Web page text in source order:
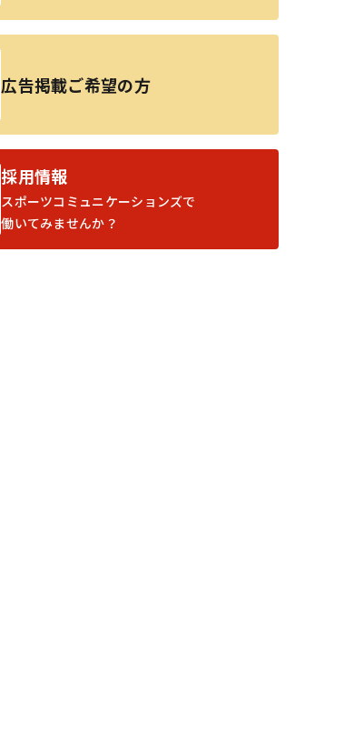
広告掲載ご希望の方
採用情報
スポーツコミュニケーションズで
働いてみませんか？